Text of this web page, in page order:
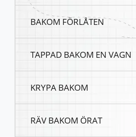
BAKOM FÖRLÅTEN
TAPPAD BAKOM EN VAGN
KRYPA BAKOM
RÄV BAKOM ÖRAT